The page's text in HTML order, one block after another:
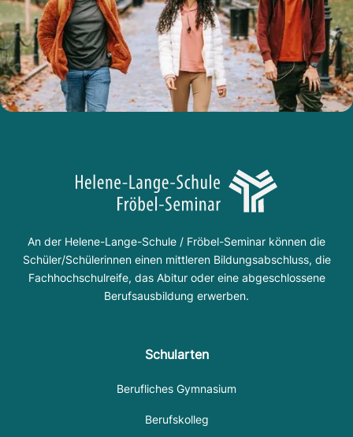
An der Helene-Lange-Schule / Fröbel-Seminar können die
Schüler/Schülerinnen einen mittleren Bildungsabschluss, die
Fachhochschulreife, das Abitur oder eine abgeschlossene
Berufsausbildung erwerben.
Schularten
Berufliches Gymnasium
Berufskolleg